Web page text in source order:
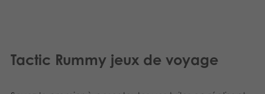
Tactic Rummy jeux de voyage